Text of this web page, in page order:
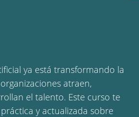
ya está transformando la
atraen,
el talento. Este curso te
y actualizada sobre